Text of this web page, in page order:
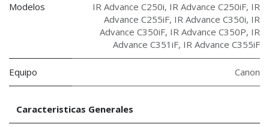
Modelos IR Advance C250i, IR Advance C250iF, IR
Advance C255iF, IR Advance C350i, IR
Advance C350iF, IR Advance C350P, IR
Advance C351iF, IR Advance C355iF
Equipo Canon
Caracteristicas Generales